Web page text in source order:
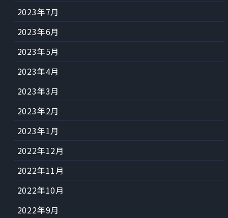
2023年7月
2023年6月
2023年5月
2023年4月
2023年3月
2023年2月
2023年1月
2022年12月
2022年11月
2022年10月
2022年9月